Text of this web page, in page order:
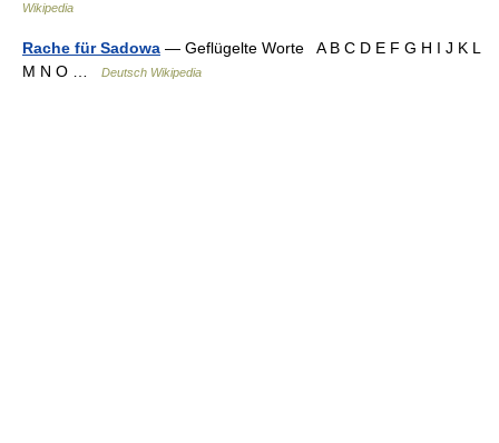
Wikipedia
Rache für Sadowa — Geflügelte Worte A B C D E F G H I J K L
M N O …
Deutsch Wikipedia